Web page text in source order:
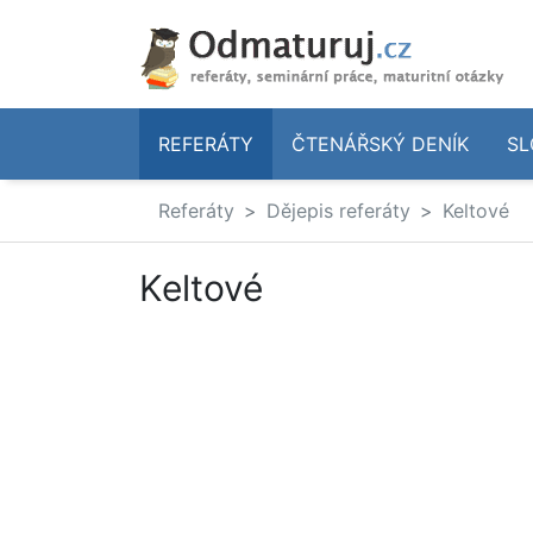
REFERÁTY ČTENÁŘSKÝ DENÍK
Referáty Dějepis referáty Keltové
Keltové